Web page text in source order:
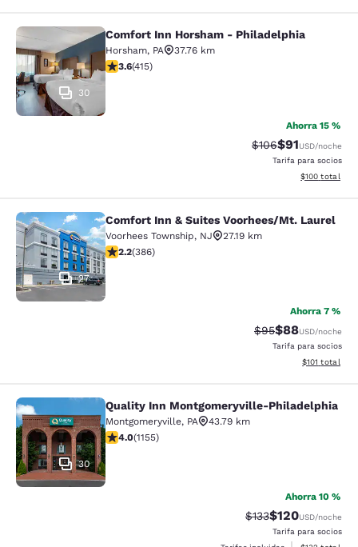
Comfort Inn Horsham -
30
Comfort Inn Horsham - Philadelphia
Horsham, PA
37.76 km
calificación de 3.65 estrellas. Bueno. 415 reseñas
3.6(415)
Ahorra 15 %
Precio tachado:
$106Precio con
$91USD/noche
Tarifa para socios
Ver detalles
$100 total
Comfort Inn & Suites Voorhees/Mt.
27
Comfort Inn & Suites Voorhees/Mt. Laurel
Voorhees Township, NJ
27.19 km
calificación de 2.24 estrellas. Feria. 386 reseñas
2.2(386)
Ahorra 7 %
Precio tachado:
$95Precio con
$88USD/noche
Tarifa para socios
Ver detalles
$101 total
Quality Inn Montgomeryville-
30
Quality Inn Montgomeryville-Philadelphia
Montgomeryville, PA
43.79 km
calificación de 4.03 estrellas. Muy bueno. 1155
4.0(1155)
Ahorra 10 %
Precio tachado:
$133Precio con
$120USD/noche
Tarifa para socios